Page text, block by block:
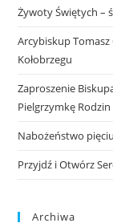
Żywoty Świętych –
Arcybiskup Tomasz
Kołobrzegu
Zaproszenie
Pielgrzymkę
Nabożeństwo
Przyjdź i Otwórz
Archiwa